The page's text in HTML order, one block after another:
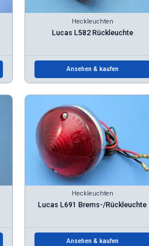
Heckleuchten
Lucas L582 Rückleuchte
Ansehen & kaufen
Heckleuchten
Lucas L691 Brems-/Rückleuchte
Ansehen & kaufen